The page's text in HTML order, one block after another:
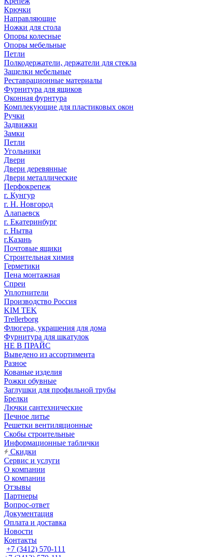
Крючки
Направляющие
Ножки для стола
Опоры колесные
Опоры мебельные
Петли
Полкодержатели, держатели для стекла
Защелки мебельные
Реставрационные материалы
Фурнитура для ящиков
Оконная фурнтура
Комплекующие для пластиковых окон
Ручки
Задвижки
Замки
Петли
Угольники
Двери
Двери деревянные
Двери металлические
Перфокрепеж
г. Кунгур
г. Н. Новгород
Алапаевск
г. Екатеринбург
г. Нытва
г.Казань
Почтовые ящики
Строительная химия
Герметики
Пена монтажная
Спреи
Уплотнители
Производство Россия
KIM TEK
Trellerborg
Флюгера, украшения для дома
Фурнитура для шкатулок
НЕ В ПРАЙС
Выведено из ассортимента
Разное
Кованые изделия
Рожки обувные
Заглушки для профильной трубы
Брелки
Лючки сантехнические
Печное литье
Решетки вентиляционные
Скобы строительные
Информационные таблички
Скидки
Сервис и услуги
О компании
О компании
Отзывы
Партнеры
Вопрос-ответ
Документация
Оплата и доставка
Новости
Контакты
+7 (3412) 570-111